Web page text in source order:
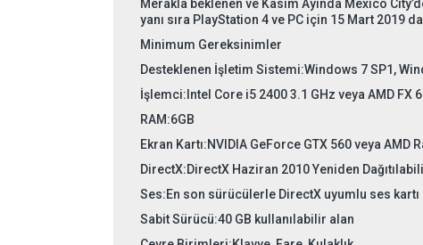
Merakla beklenen ve Kasım Ayında Mexico
yanı sıra PlayStation 4 ve PC için 15 Mart 2019
Minimum Gereksinimler
Desteklenen İşletim Sistemi:Windows 7 SP1,
İşlemci: Intel Core i5 2400 3.1 GHz veya AMD FX
RAM:6GB
Ekran Kartı:NVIDIA GeForce GTX 560 veya AMD
DirectX:DirectX Haziran 2010 Yeniden
Ses:En son sürücülerle DirectX uyumlu ses kartı
Sabit Sürücü:40 GB kullanılabilir alan